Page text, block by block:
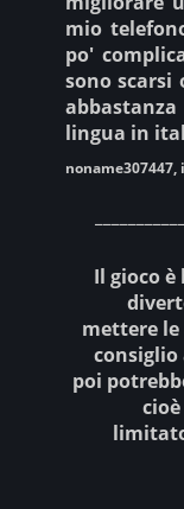
mio
po'
sono scarsi
lingua in
noname307447,
Il gioco
mettere
consiglio
poi